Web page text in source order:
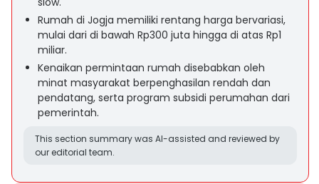
Rumah di Jogja memiliki rentang harga bervariasi,
mulai dari di bawah Rp300 juta hingga di atas Rp1
miliar.
Kenaikan permintaan rumah disebabkan oleh
minat masyarakat berpenghasilan rendah dan
pendatang, serta program subsidi perumahan dari
pemerintah.
This section summary was AI-assisted and reviewed by
our editorial team.